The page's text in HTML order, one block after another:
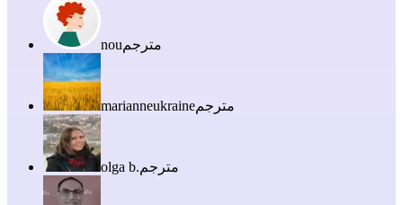
nouمترجم
marianneukraineمترجم
olga b.مترجم